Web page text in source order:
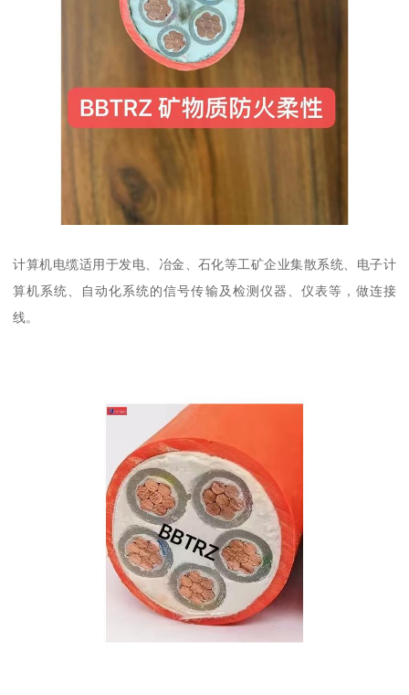
计算机电缆适用于发电、冶金、石化等工矿企业集散系统、电子计
算机系统、自动化系统的信号传输及检测仪器、仪表等，做连接
线。